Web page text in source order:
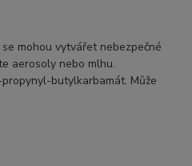
mohou vytvářet nebezpečné
aerosoly nebo mlhu.
butylkarbamát. Může